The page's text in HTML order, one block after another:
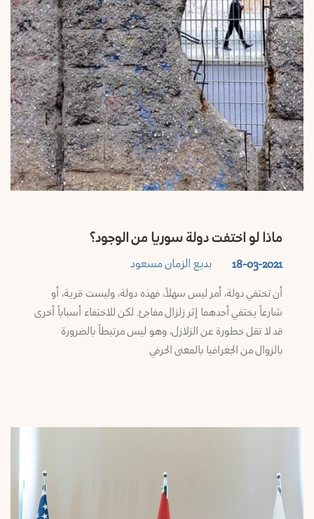
ماذا لو اختفت دولة سوريا من الوجود؟
بديع الزمان مسعود 18-03-2021
أن تختفي دولة، أمر ليس سهلاً، فهذه دولة، وليست قرية، أو
شارعاً يختفي أحدهما إثر زلزال مفاجئ. لكن للاختفاء أسباباً أخرى
قد لا تقل خطورة عن الزلازل، وهو ليس مرتبطاً بالضرورة
بالزوال من الجغرافيا بالمعنى الحرفي